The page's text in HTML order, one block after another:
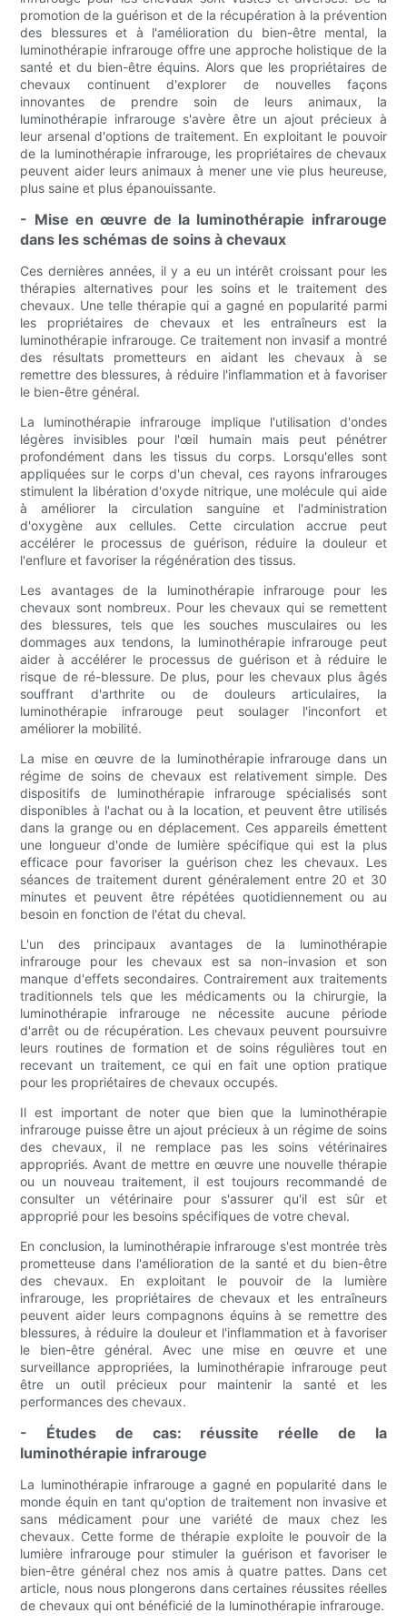
promotion de la guérison et de la récupération à la prévention
des blessures et à l'amélioration du bien-être mental, la
luminothérapie infrarouge offre une approche holistique de la
santé et du bien-être équins. Alors que les propriétaires de
chevaux continuent d'explorer de nouvelles façons
innovantes de prendre soin de leurs animaux, la
luminothérapie infrarouge s'avère être un ajout précieux à
leur arsenal d'options de traitement. En exploitant le pouvoir
de la luminothérapie infrarouge, les propriétaires de chevaux
peuvent aider leurs animaux à mener une vie plus heureuse,
plus saine et plus épanouissante.
- Mise en œuvre de la luminothérapie infrarouge
dans les schémas de soins à chevaux
Ces dernières années, il y a eu un intérêt croissant pour les
thérapies alternatives pour les soins et le traitement des
chevaux. Une telle thérapie qui a gagné en popularité parmi
les propriétaires de chevaux et les entraîneurs est la
luminothérapie infrarouge. Ce traitement non invasif a montré
des résultats prometteurs en aidant les chevaux à se
remettre des blessures, à réduire l'inflammation et à favoriser
le bien-être général.
La luminothérapie infrarouge implique l'utilisation d'ondes
légères invisibles pour l'œil humain mais peut pénétrer
profondément dans les tissus du corps. Lorsqu'elles sont
appliquées sur le corps d'un cheval, ces rayons infrarouges
stimulent la libération d'oxyde nitrique, une molécule qui aide
à améliorer la circulation sanguine et l'administration
d'oxygène aux cellules. Cette circulation accrue peut
accélérer le processus de guérison, réduire la douleur et
l'enflure et favoriser la régénération des tissus.
Les avantages de la luminothérapie infrarouge pour les
chevaux sont nombreux. Pour les chevaux qui se remettent
des blessures, tels que les souches musculaires ou les
dommages aux tendons, la luminothérapie infrarouge peut
aider à accélérer le processus de guérison et à réduire le
risque de ré-blessure. De plus, pour les chevaux plus âgés
souffrant d'arthrite ou de douleurs articulaires, la
luminothérapie infrarouge peut soulager l'inconfort et
améliorer la mobilité.
La mise en œuvre de la luminothérapie infrarouge dans un
régime de soins de chevaux est relativement simple. Des
dispositifs de luminothérapie infrarouge spécialisés sont
disponibles à l'achat ou à la location, et peuvent être utilisés
dans la grange ou en déplacement. Ces appareils émettent
une longueur d'onde de lumière spécifique qui est la plus
efficace pour favoriser la guérison chez les chevaux. Les
séances de traitement durent généralement entre 20 et 30
minutes et peuvent être répétées quotidiennement ou au
besoin en fonction de l'état du cheval.
L'un des principaux avantages de la luminothérapie
infrarouge pour les chevaux est sa non-invasion et son
manque d'effets secondaires. Contrairement aux traitements
traditionnels tels que les médicaments ou la chirurgie, la
luminothérapie infrarouge ne nécessite aucune période
d'arrêt ou de récupération. Les chevaux peuvent poursuivre
leurs routines de formation et de soins régulières tout en
recevant un traitement, ce qui en fait une option pratique
pour les propriétaires de chevaux occupés.
Il est important de noter que bien que la luminothérapie
infrarouge puisse être un ajout précieux à un régime de soins
des chevaux, il ne remplace pas les soins vétérinaires
appropriés. Avant de mettre en œuvre une nouvelle thérapie
ou un nouveau traitement, il est toujours recommandé de
consulter un vétérinaire pour s'assurer qu'il est sûr et
approprié pour les besoins spécifiques de votre cheval.
En conclusion, la luminothérapie infrarouge s'est montrée très
prometteuse dans l'amélioration de la santé et du bien-être
des chevaux. En exploitant le pouvoir de la lumière
infrarouge, les propriétaires de chevaux et les entraîneurs
peuvent aider leurs compagnons équins à se remettre des
blessures, à réduire la douleur et l'inflammation et à favoriser
le bien-être général. Avec une mise en œuvre et une
surveillance appropriées, la luminothérapie infrarouge peut
être un outil précieux pour maintenir la santé et les
performances des chevaux.
- Études de cas: réussite réelle de la
luminothérapie infrarouge
La luminothérapie infrarouge a gagné en popularité dans le
monde équin en tant qu'option de traitement non invasive et
sans médicament pour une variété de maux chez les
chevaux. Cette forme de thérapie exploite le pouvoir de la
lumière infrarouge pour stimuler la guérison et favoriser le
bien-être général chez nos amis à quatre pattes. Dans cet
article, nous nous plongerons dans certaines réussites réelles
de chevaux qui ont bénéficié de la luminothérapie infrarouge.